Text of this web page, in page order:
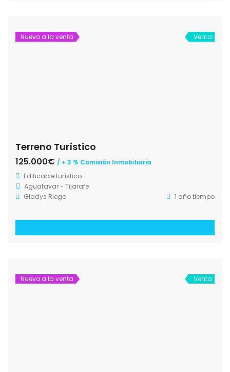
Nuevo a la venta Venta
Terreno Turístico
125.000€ / + 3 % Comisión Inmobiliaria
Edificable turístico
Aguatavar - Tijarafe
Gladys Riego
1 año tiempo
Nuevo a la venta Venta